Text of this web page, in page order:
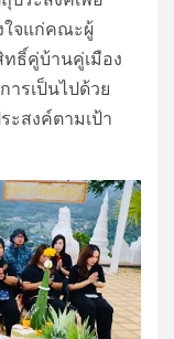
ใจแก่คณะผู้
ธิ์คู่บ้านคู่เมือง
ารเป็นไปด้วย
ะสงค์ตามเป้า